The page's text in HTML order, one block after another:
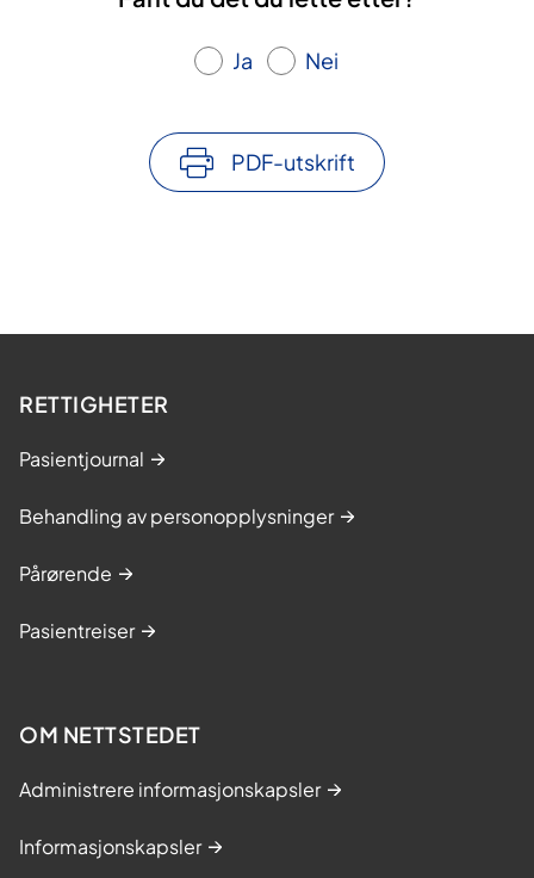
Ja Nei
PDF-utskrift
RETTIGHETER
Pasientjournal
Behandling av personopplysninger
Pårørende
Pasientreiser
OM NETTSTEDET
Administrere informasjonskapsler
Informasjonskapsler